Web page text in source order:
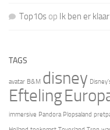
Top10s op Ik ben er
TAGS
avatar B&M disney
Efteling
immersive Pandora Plopsaland